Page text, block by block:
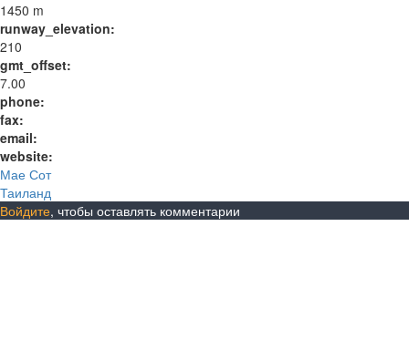
1450 m
runway_elevation:
210
gmt_offset:
7.00
phone:
fax:
email:
website:
Мае Сот
Таиланд
Войдите, чтобы оставлять комментарии